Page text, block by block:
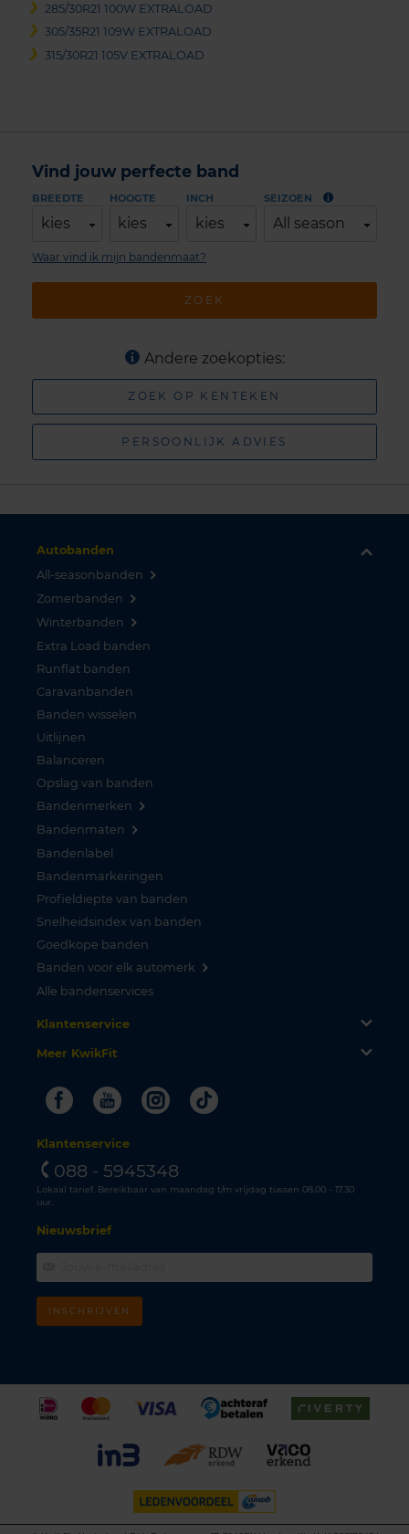
285/30R21 100W EXTRALOAD
305/35R21 109W EXTRALOAD
315/30R21 105V EXTRALOAD
Vind jouw perfecte band
BREEDTE
kies
HOOGTE
kies
INCH
kies
SEIZOEN
All season
ZOEK
Waar vind ik mijn bandenmaat?
Andere zoekopties:
ZOEK OP KENTEKEN
PERSOONLIJK ADVIES
Autobanden
All-seasonbanden
Zomerbanden
Winterbanden
Extra Load banden
Runflat banden
Caravanbanden
Banden wisselen
Uitlijnen
Balanceren
Opslag van banden
Bandenmerken
Bandenmaten
Bandenlabel
Bandenmarkeringen
Profieldiepte van banden
Snelheidsindex van banden
Goedkope banden
Banden voor elk automerk
Alle bandenservices
Klantenservice
Meer KwikFit
FacebookYoutubeInstagram
Tiktok
Klantenservice
088 - 5945348
Lokaal tarief. Bereikbaar van maandag t/m vrijdag tussen 08.00 - 17.30
uur.
Nieuwsbrief
INSCHRIJVEN